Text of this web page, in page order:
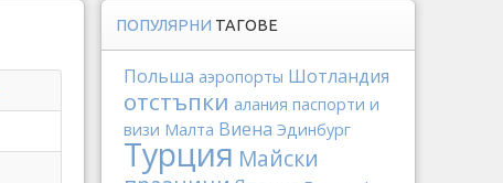
ПОПУЛЯРНИ ТАГОВЕ
Польша аэропорты Шотландия
отстъпки алания паспорти и
визи Малта Виена Эдинбург
Турция Майски